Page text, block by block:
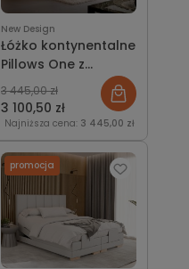
New Design
Łóżko kontynentalne
Pillows One z
pojemnikiem lub bez
3 100,50 zł
3 445,00 zł
Najniższa cena: 3 445,00 zł
promocja